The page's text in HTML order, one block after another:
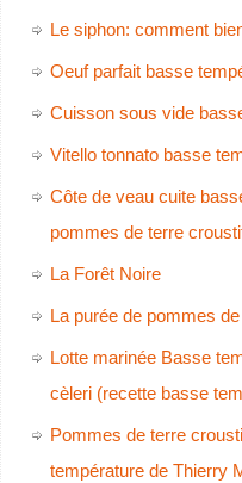
Le siphon: comment
Oeuf parfait basse
Cuisson sous vide
Vitello tonnato basse
Côte de veau cuite
pommes de terre
La Forêt Noire
La purée de pommes
Lotte marinée Basse
cèleri (recette basse
Pommes de terre
température de Thierry